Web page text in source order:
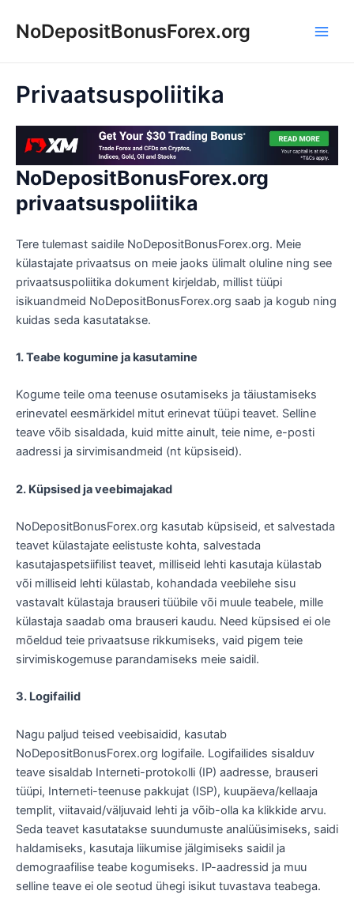
NoDepositBonusForex.org
Privaatsuspoliitika
NoDepositBonusForex.org
privaatsuspoliitika
Tere tulemast saidile NoDepositBonusForex.org. Meie
külastajate privaatsus on meie jaoks ülimalt oluline ning see
privaatsuspoliitika dokument kirjeldab, millist tüüpi
isikuandmeid NoDepositBonusForex.org saab ja kogub ning
kuidas seda kasutatakse.
1. Teabe kogumine ja kasutamine
Kogume teile oma teenuse osutamiseks ja täiustamiseks
erinevatel eesmärkidel mitut erinevat tüüpi teavet. Selline
teave võib sisaldada, kuid mitte ainult, teie nime, e-posti
aadressi ja sirvimisandmeid (nt küpsiseid).
2. Küpsised ja veebimajakad
NoDepositBonusForex.org kasutab küpsiseid, et salvestada
teavet külastajate eelistuste kohta, salvestada
kasutajaspetsiifilist teavet, milliseid lehti kasutaja külastab
või milliseid lehti külastab, kohandada veebilehe sisu
vastavalt külastaja brauseri tüübile või muule teabele, mille
külastaja saadab oma brauseri kaudu. Need küpsised ei ole
mõeldud teie privaatsuse rikkumiseks, vaid pigem teie
sirvimiskogemuse parandamiseks meie saidil.
3. Logifailid
Nagu paljud teised veebisaidid, kasutab
NoDepositBonusForex.org logifaile. Logifailides sisalduv
teave sisaldab Interneti-protokolli (IP) aadresse, brauseri
tüüpi, Interneti-teenuse pakkujat (ISP), kuupäeva/kellaaja
templit, viitavaid/väljuvaid lehti ja võib-olla ka klikkide arvu.
Seda teavet kasutatakse suundumuste analüüsimiseks, saidi
haldamiseks, kasutaja liikumise jälgimiseks saidil ja
demograafilise teabe kogumiseks. IP-aadressid ja muu
selline teave ei ole seotud ühegi isikut tuvastava teabega.